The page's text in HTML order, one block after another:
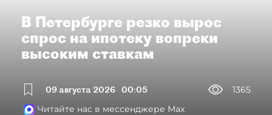
В Петербурге резко вырос
спрос на ипотеку вопреки
высоким ставкам
09 августа 2026 00:05
1365
Читайте нас в мессенджере Max